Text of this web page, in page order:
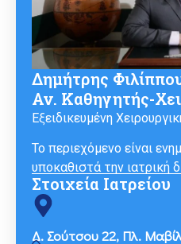
Δημήτρης
Αν. Καθηγητής-
Εξειδικευμένη
Το περιεχόμενο είναι
υποκαθιστά την ιατρική
Στοιχεία Ιατρείου
Δ. Σούτσου 22, Πλ.